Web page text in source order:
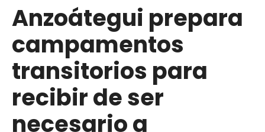
Anzoátegui
a
la
región
central
país
Anzoátegui prepara
campamentos
transitorios para
recibir de ser
necesario a